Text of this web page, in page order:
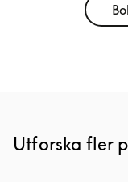
Utforska fler